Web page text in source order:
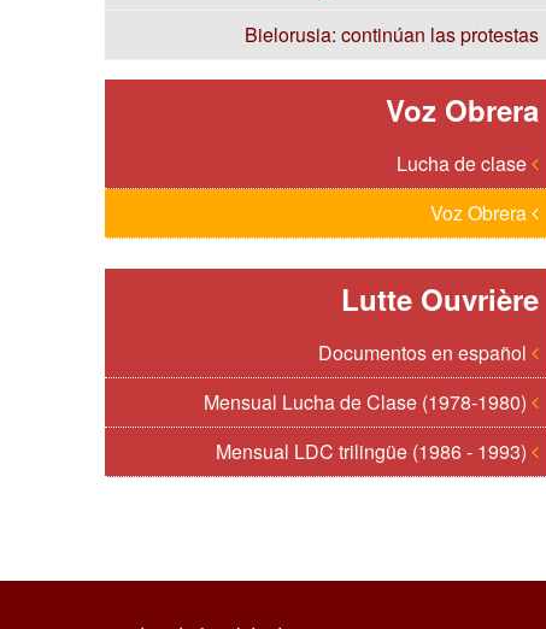
Bielorusia: continúan las protestas
Voz Obrera
Lutte Ouvrière